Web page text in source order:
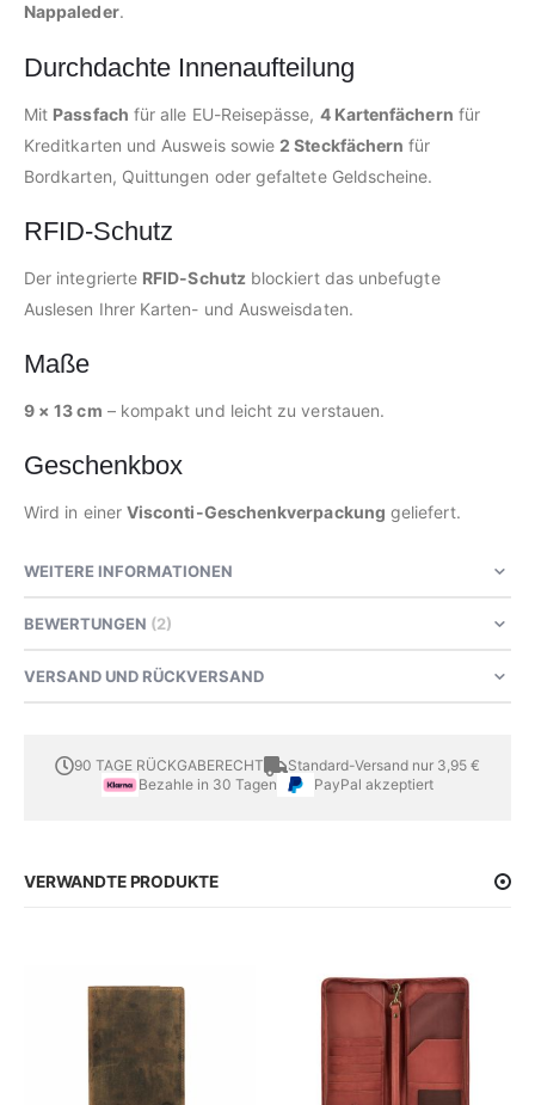
Nappaleder.
Durchdachte Innenaufteilung
Mit Passfach für alle EU-Reisepässe, 4 Kartenfächern für
Kreditkarten und Ausweis sowie2 Steckfächern für
Bordkarten, Quittungen oder gefaltete Geldscheine.
RFID-Schutz
Der integrierte RFID-Schutz blockiert das unbefugte
Auslesen Ihrer Karten- und Ausweisdaten.
Maße
9 × 13 cm – kompakt und leicht zu verstauen.
Geschenkbox
Wird in einer Visconti-Geschenkverpackung geliefert.
WEITERE INFORMATIONEN
BEWERTUNGEN 2
VERSAND UND RÜCKVERSAND
90 TAGE RÜCKGABERECHT
Standard-Versand nur 3,95 €
Bezahle in 30 Tagen
PayPal akzeptiert
VERWANDTE PRODUKTE